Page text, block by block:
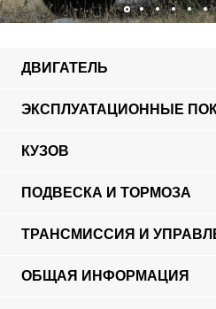
ДВИГАТЕЛЬ
ЭКСПЛУАТАЦИОННЫЕ
КУЗОВ
ПОДВЕСКА И ТОРМОЗА
ТРАНСМИССИЯ И
ОБЩАЯ ИНФОРМАЦИЯ